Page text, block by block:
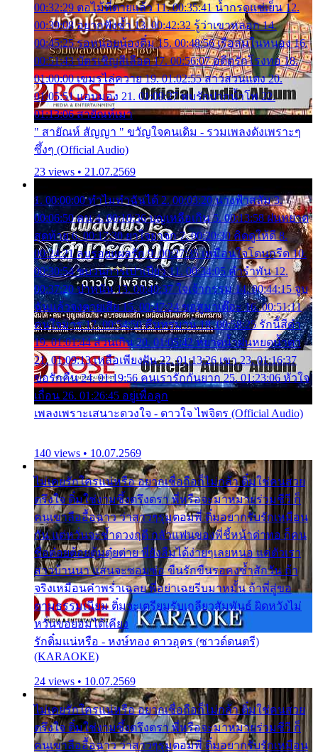
00:32:29 ตอไม้ที่ตายแล้ว 11. 00:35:41 น้ำกรดแช่เย็น 12.
00:39:08 อยากฟังซ้ำ 13. 00:42:32 รู้ว่าเขาหลอก 14.
00:45:25 รอหน่อยน้องติ๋ม 15. 00:48:56 เรือล่มในหนอง 16.
00:51:43 บัตรเชิญสีเลือด 17. 00:56:07 อดีตรักโรงทอ 18.
01:00:00 เขมรไล่ควาย 19. 01:02:55 สาวสวนแตง 20.
01:05:51 แอบมอง 21. 01:09:27 พบรักปากน้ำโพ 22.
01:13:06 สายัณห์เมา
" สายัณห์ สัญญา " ขวัญใจคนเดิม - รวมเพลงดังเพราะๆ
ซึ้งๆ (Official Audio)
23 views • 21.07.2569
1. 00:00:00 ทำไมทำฉันได้ 2. 00:03:20 นางฟ้าสลัม 3.
00:06:50 คน 4. 00:10:36 บุญเหลือเกิน 5. 00:13:58 ฝนหยาด
สุดท้าย 6. 00:17:30 ยาใจยาจก 7. 00:20:30 คิดดูให้ดี 8.
00:24:21 ลบรอยแผลรัก 9. 00:27:35 เหมือนใจโดนกรีด 10.
00:30:54 ขบวนการเปาเปียว 11. 00:34:05 คำรำพัน 12.
00:37:20 ปาหนัน 13. 00:40:37 ใจเจ้ากรรม 14. 00:44:15 จูบ
ฉันแล้วจงตายเสีย 15. 00:47:24 ขอสูมาเต๊อะ 16. 00:51:11
คนใจมาร 17. 00:54:50 คืนทรมาน 18. 00:58:25 รักนี้สีดำ
19. 01:01:44 ส่วนเกิน 20. 01:05:42 หยาดน้ำฝนหยดน้ำตา
21. 01:09:13 เหลือเพียงฝัน 22. 01:13:26 เขา 23. 01:16:37
ขอรักคืน 24. 01:19:56 คนเรารักกันยาก 25. 01:23:06 หัวใจ
เถื่อน 26. 01:26:45 อยู่เพื่อลูก
เพลงเพราะเสนาะดวงใจ - ดาวใจ ไพจิตร (Official Audio)
140 views • 10.07.2569
ไม่เคยรักใครแน่หรือ อยากเชื่อถือก็ไม่กล้า ติ๋มใช่คนสวย
ตรึงใจ ติ๋มใช่งามซึ้งตรึงตรา พี่หรือจะมาหมายร่วมชีวี ก็
คนเขาลืออื้อฉาว ว่าสาวๆรุมตอมพี่ ติ๋มอยากรับรักเหมือน
กัน แต่หวั่นจะช้ำดวงฤดี กลัวแฟนของพี่ชี้หน้าด่าทอ ก็คน
ชื่อต๋อยต้อยตุ้มตุ๋ยต่าย พี่ยังลืมได้ง่ายๆเลยหนอ แค่ตัวเรา
สาวบ้านนา แสนจะซอมซ่อ ขืนรักขืนรอคงช้ำสักวัน ถ้า
จริงเหมือนคำพร่ำเฉลย พี่อย่าเฉยรีบมาหมั้น ถ้าพี่สู่ขอ
ตามธรรมเนียม ติ๋มจะเตรียมรับเกลียวสัมพันธ์ ผิดหวังไม่
หวั่นขอยอมได้เคียง
รักติ๋มแน่หรือ - หงษ์ทอง ดาวอุดร (ซาวด์ดนตรี)
(KARAOKE)
24 views • 10.07.2569
ไม่เคยรักใครแน่หรือ อยากเชื่อถือก็ไม่กล้า ติ๋มใช่คนสวย
ตรึงใจ ติ๋มใช่งามซึ้งตรึงตรา พี่หรือจะมาหมายร่วมชีวี ก็
คนเขาลืออื้อฉาว ว่าสาวๆรุมตอมพี่ ติ๋มอยากรับรักเหมือน